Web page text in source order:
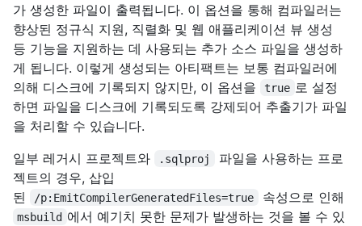
가 생성한 파일이 출력됩니다. 이 옵션을 통해 컴파일러는
향상된 정규식 지원, 직렬화 및 웹 애플리케이션 뷰 생성
등 기능을 지원하는 데 사용되는 추가 소스 파일을 생성하
게 됩니다. 이렇게 생성되는 아티팩트는 보통 컴파일러에
의해 디스크에 기록되지 않지만, 이 옵션을
true 로 설정
하면 파일을 디스크에 기록되도록 강제되어 추출기가 파일
을 처리할 수 있습니다.
일부 레거시 프로젝트와
.sqlproj
파일을 사용하는 프로
젝트의 경우, 삽입
된
/p:EmitCompilerGeneratedFiles=true 속성으로 인해
msbuild 에서 예기치 못한 문제가 발생하는 것을 볼 수 있